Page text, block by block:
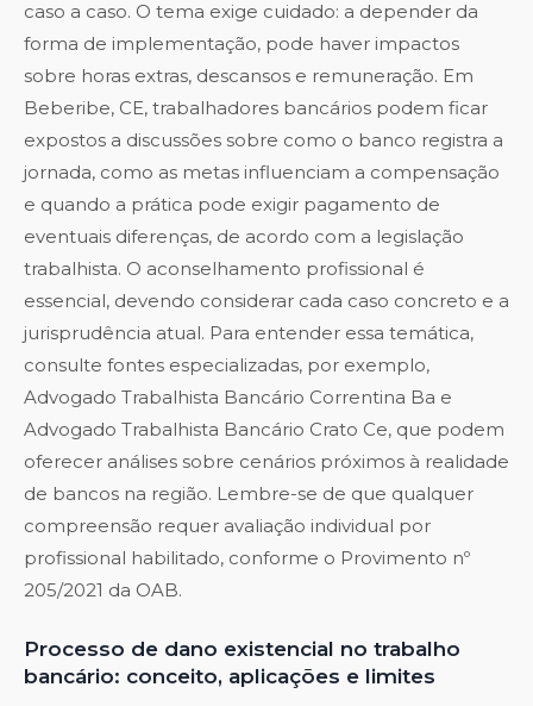
caso a caso. O tema exige cuidado: a depender da
forma de implementação, pode haver impactos
sobre horas extras, descansos e remuneração. Em
Beberibe, CE, trabalhadores bancários podem ficar
expostos a discussões sobre como o banco registra a
jornada, como as metas influenciam a compensação
e quando a prática pode exigir pagamento de
eventuais diferenças, de acordo com a legislação
trabalhista. O aconselhamento profissional é
essencial, devendo considerar cada caso concreto e a
jurisprudência atual. Para entender essa temática,
consulte fontes especializadas, por exemplo,
Advogado Trabalhista Bancário Correntina Ba e
Advogado Trabalhista Bancário Crato Ce, que podem
oferecer análises sobre cenários próximos à realidade
de bancos na região. Lembre-se de que qualquer
compreensão requer avaliação individual por
profissional habilitado, conforme o Provimento nº
205/2021 da OAB.
Processo de dano existencial no trabalho
bancário: conceito, aplicações e limites